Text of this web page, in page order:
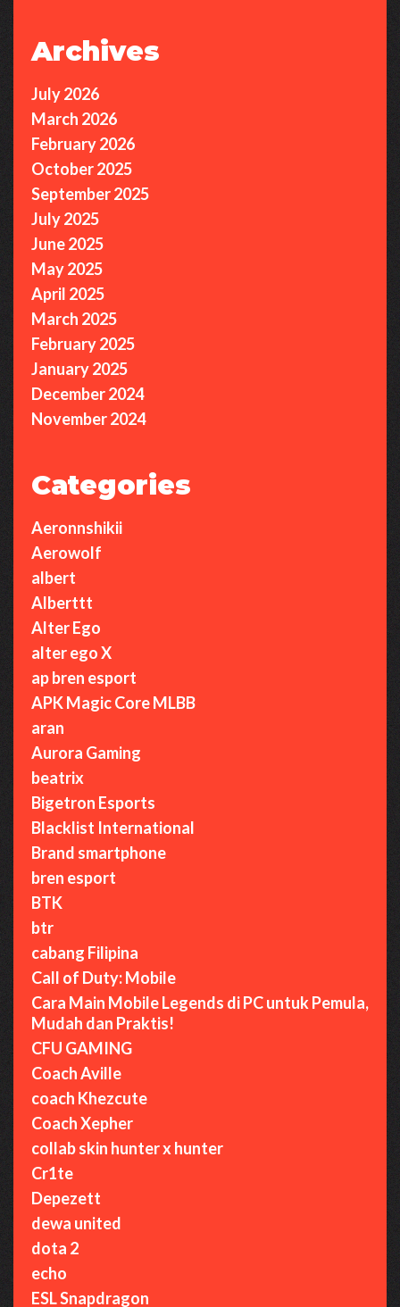
Archives
July 2026
March 2026
February 2026
October 2025
September 2025
July 2025
June 2025
May 2025
April 2025
March 2025
February 2025
January 2025
December 2024
November 2024
Categories
Aeronnshikii
Aerowolf
albert
Alberttt
Alter Ego
alter ego X
ap bren esport
APK Magic Core MLBB
aran
Aurora Gaming
beatrix
Bigetron Esports
Blacklist International
Brand smartphone
bren esport
BTK
btr
cabang Filipina
Call of Duty: Mobile
Cara Main Mobile Legends di PC untuk Pemula,
Mudah dan Praktis!
CFU GAMING
Coach Aville
coach Khezcute
Coach Xepher
collab skin hunter x hunter
Cr1te
Depezett
dewa united
dota 2
echo
ESL Snapdragon